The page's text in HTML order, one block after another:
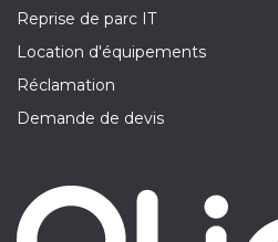
Reprise de parc IT
Location d'équipements
Réclamation
Demande de devis